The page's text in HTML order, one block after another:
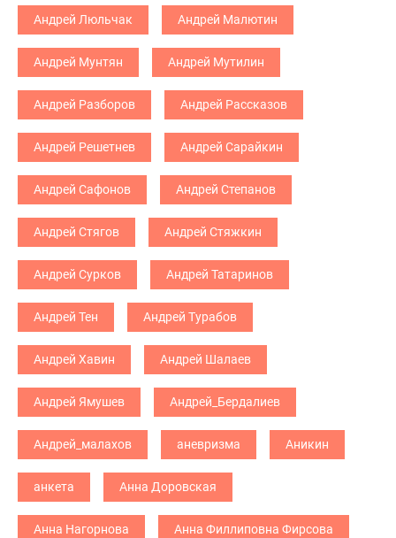
Андрей Люльчак Андрей Малютин
Андрей Мунтян Андрей Мутилин
Андрей Разборов Андрей Рассказов
Андрей Решетнев Андрей Сарайкин
Андрей Сафонов Андрей Степанов
Андрей Стягов Андрей Стяжкин
Андрей Сурков Андрей Татаринов
Андрей Тен Андрей Турабов
Андрей Хавин Андрей Шалаев
Андрей Ямушев Андрей_Бердалиев
Андрей_малахов аневризма Аникин
анкета Анна Доровская
Анна Нагорнова Анна Филлиповна Фирсова